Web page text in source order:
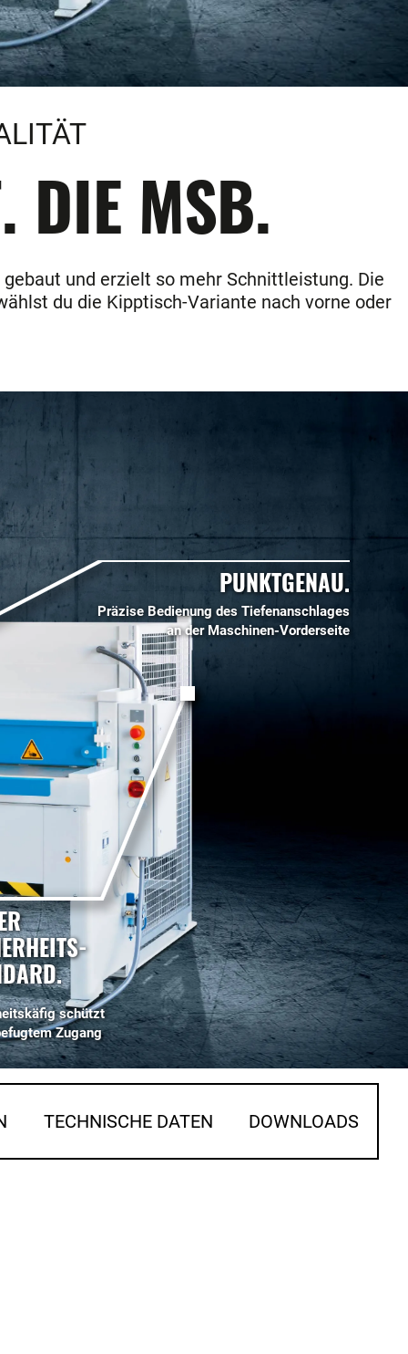
DIE MSB.
und erzielt so mehr Schnittleistung. Die
du die Kipptisch-Variante nach vorne oder
PUNKTGENAU.
Präzise Bedienung des Tiefenanschlages
an der Maschinen-Vorderseite
schützt
Zugang
TECHNISCHE DATEN DOWNLOADS